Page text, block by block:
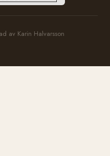
av Karin Halvarsson